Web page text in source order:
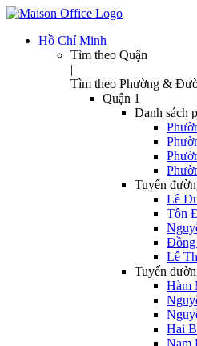
Hồ Chí Minh
Tìm theo Quận
|
Tìm theo Phường &
Quận 1
Danh sách
Tuyến
Lê
Tôn
Lê
Tuyến
Hàm
Hai
Nam